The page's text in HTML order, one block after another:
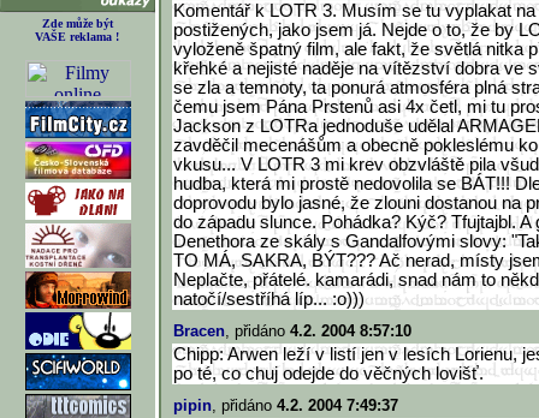
Zde může být
VAŠE reklama !
Komentář k LOTR 3. Musím se tu vyplakat
postižených, jako jsem já. Nejde o to, že by
vyloženě špatný film, ale fakt, že světlá nitka
křehké a nejisté naděje na vítězství dobra ve
se zla a temnoty, ta ponurá atmosféra plná
čemu jsem Pána Prstenů asi 4x četl, mi tu
Jackson z LOTRa jednoduše udělal
zavděčil mecenášům a obecně pokleslému
vkusu... V LOTR 3 mi krev obzvláště pila
hudba, která mi prostě nedovolila se BÁT!!!
doprovodu bylo jasné, že zlouni dostanou na
do západu slunce. Pohádka? Kýč? Tfujtajbl.
Denethora ze skály s Gandalfovými slovy:
TO MÁ, SAKRA, BÝT??? Ač nerad, místy
Neplačte, přátelé. kamarádi, snad nám to
natočí/sestříhá líp... :o)))
Bracen, přidáno 4.2. 2004 8:57:10
Chipp: Arwen leží v listí jen v lesích Lorienu,
po té, co chuj odejde do věčných lovišť.
pipin, přidáno 4.2. 2004 7:49:37